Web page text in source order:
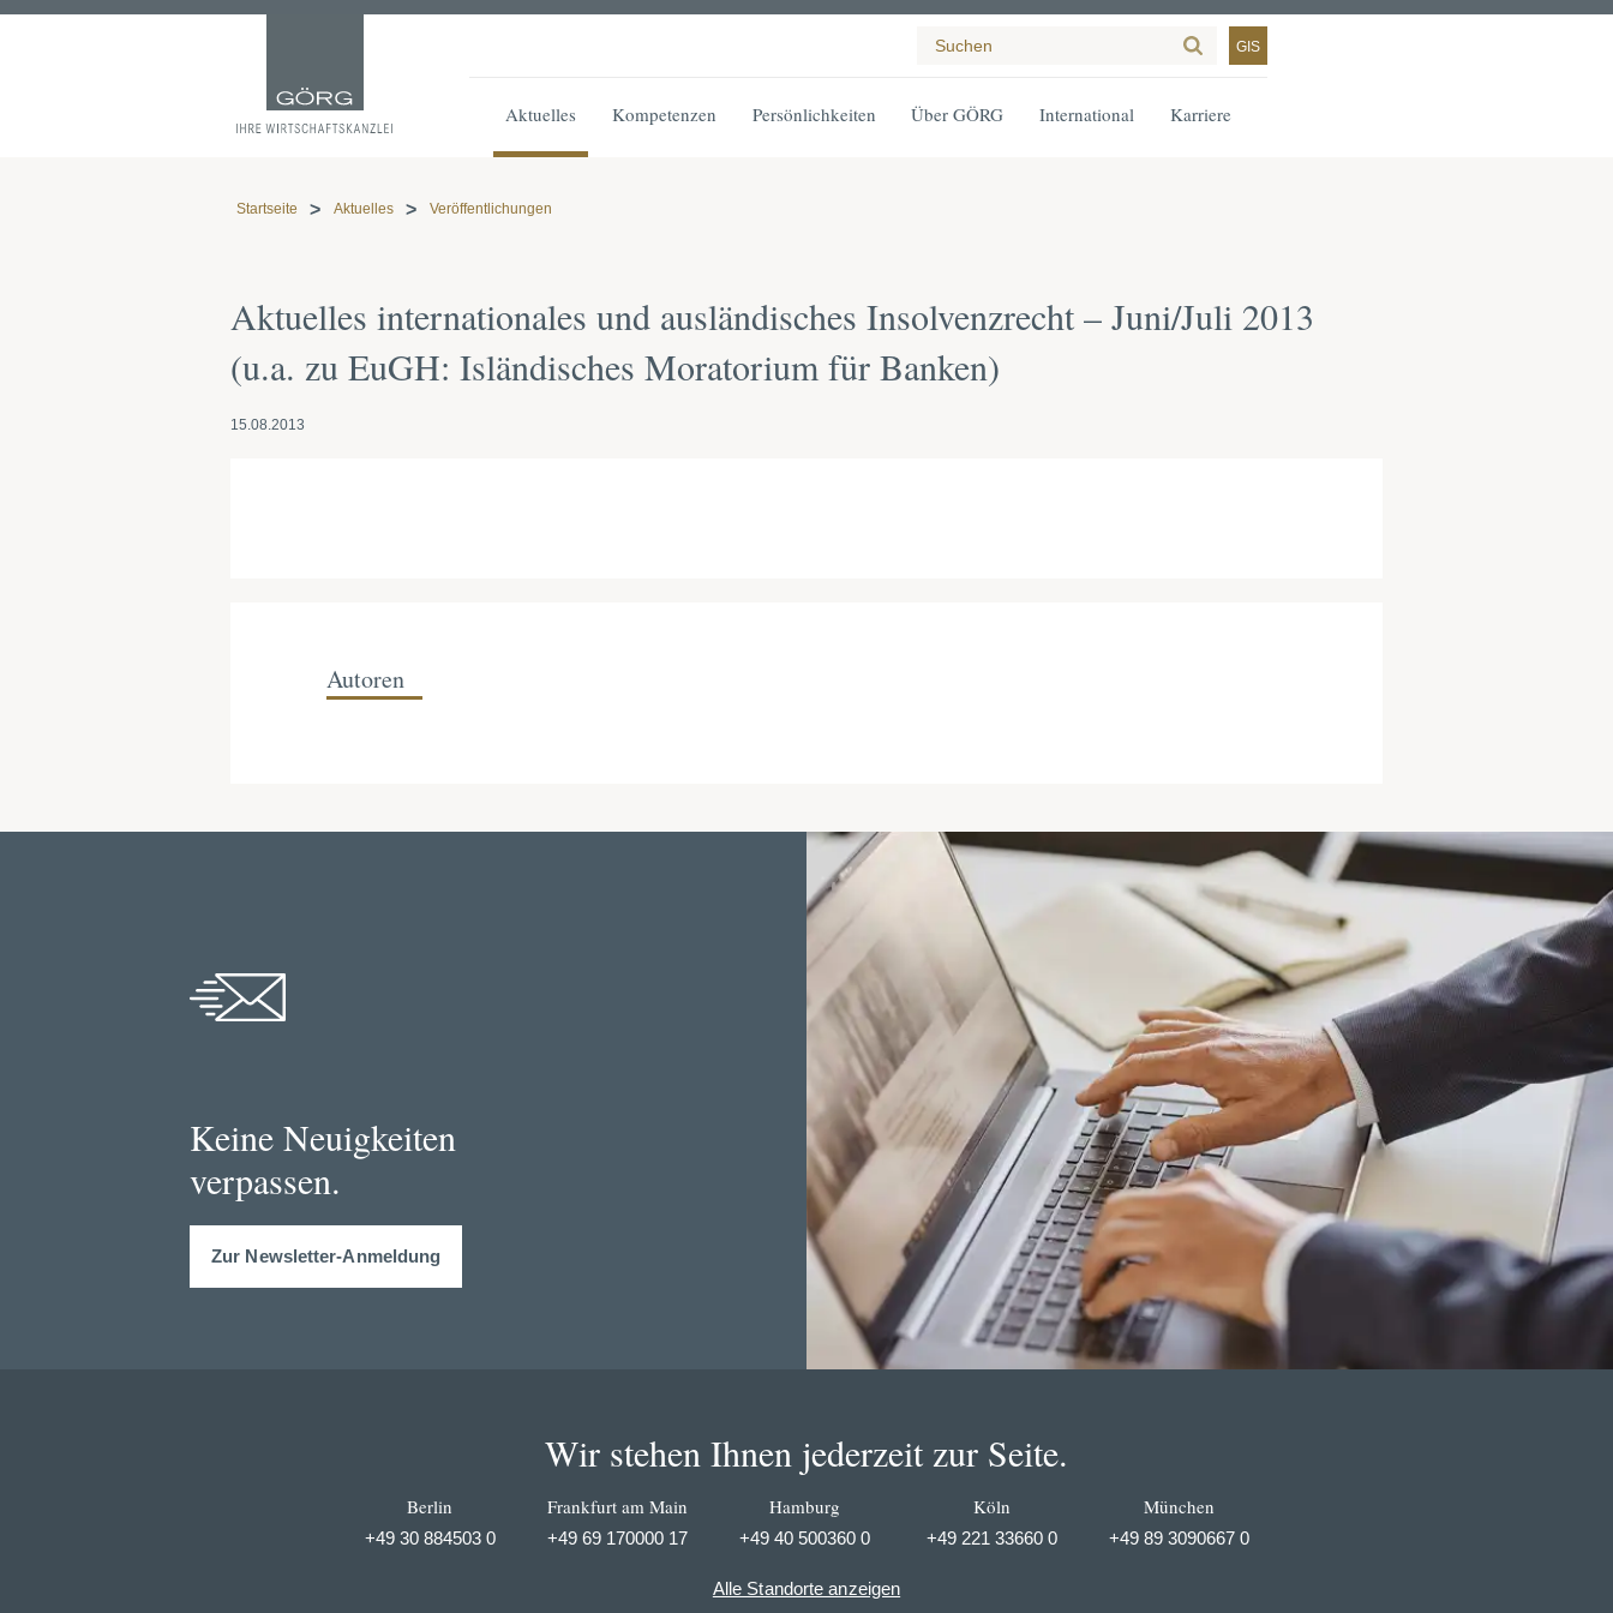
GIS
Aktuelles Kompetenzen Persönlichkeiten Über GÖRG International Karriere
Startseite Aktuelles Veröffentlichungen
Aktuelles internationales und ausländisches Insolvenzrecht – Juni/Juli 2013
(u.a. zu EuGH: Isländisches Moratorium für Banken)
15.08.2013
Autoren
Keine Neuigkeiten
verpassen.
Zur Newsletter-Anmeldung
Wir stehen Ihnen jederzeit zur Seite.
Berlin
+49 30 884503 0
Frankfurt am Main
+49 69 170000 17
Hamburg
+49 40 500360 0
Köln
+49 221 33660 0
München
+49 89 3090667 0
Alle Standorte anzeigen